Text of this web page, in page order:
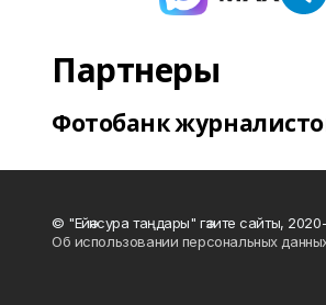
Партнеры
Фотобанк
© "Ейәнсура таңдары" гәзите сайты,
Об использовании персональных